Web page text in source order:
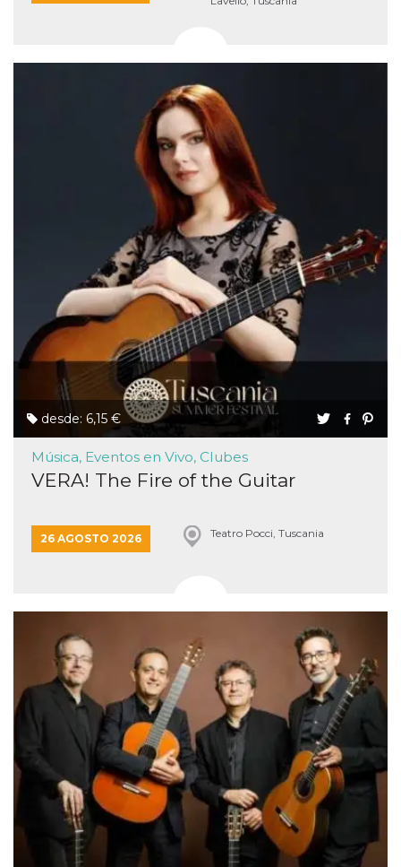
desde: 6,15 €
Música, Eventos en Vivo, Clubes
VERA! The Fire of the Guitar
26 AGOSTO 2026 Teatro Pocci, Tuscania